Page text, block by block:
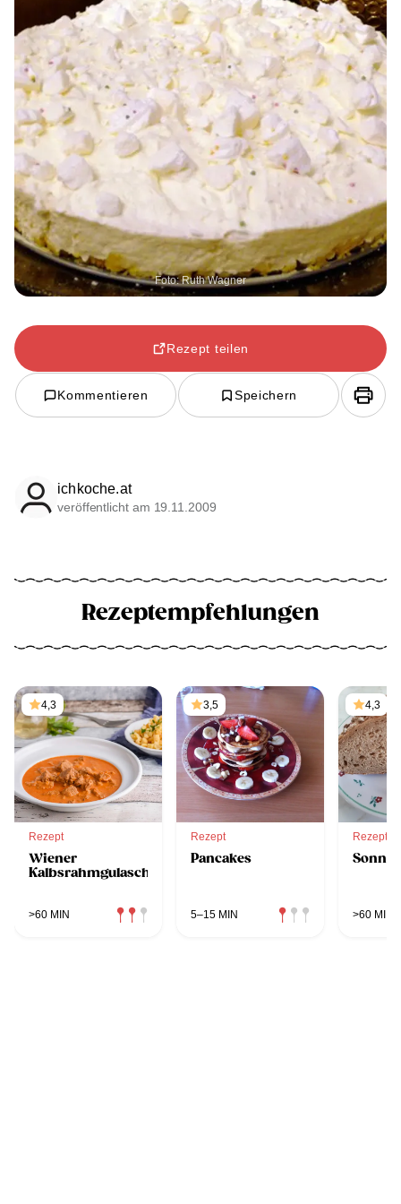
Foto: Ruth Wagner
Rezept teilen
Kommentieren Speichern
ichkoche.at
veröffentlicht am 19.11.2009
Rezeptempfehlungen
4,3
Rezept
Wiener
Kalbsrahmgulasch
>60 MIN
3,5
Rezept
Pancakes
5–15 MIN
4,3
Rezept
>60 MIN